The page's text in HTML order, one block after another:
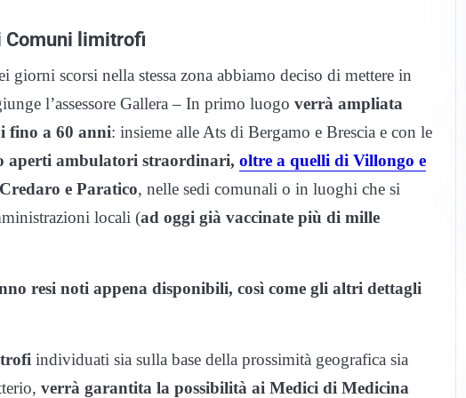
Comuni limitrofi
giorni scorsi nella stessa zona abbiamo deciso di mettere in
l’assessore Gallera – In primo luogo verrà ampliata
fino a 60 anni: insieme alle Ats di Bergamo e Brescia e con le
aperti ambulatori straordinari, oltre a quelli di Villongo e
e Paratico, nelle sedi comunali o in luoghi che si
locali (ad oggi già vaccinate più di mille
resi noti appena disponibili, così come gli altri dettagli
individuati sia sulla base della prossimità geografica sia
verrà garantita la possibilità ai Medici di Medicina